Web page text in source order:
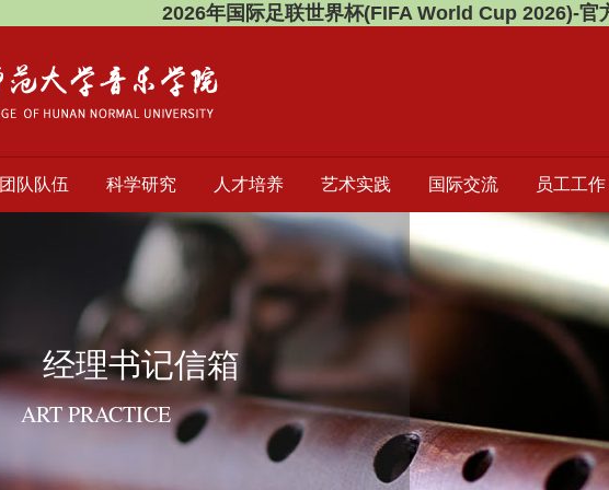
2026年国际足联世界杯(FIFA World Cup 2026)-官
团队队伍 科学研究 人才培养 艺术实践 国际交流 员工工作
经理书记信箱
ART PRACTICE